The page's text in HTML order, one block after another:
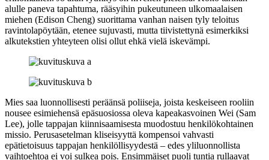
alulle paneva tapahtuma, rääsyihin pukeutuneen ulkomaalaisen
miehen (Edison Cheng) suorittama vanhan naisen tyly teloitus
ravintolapöytään, etenee sujuvasti, mutta tiivistettynä esimerkiksi
alkutekstien yhteyteen olisi ollut ehkä vielä iskevämpi.
Mies saa luonnollisesti peräänsä poliiseja, joista keskeiseen rooliin
nousee esimiehensä epäsuosiossa oleva kapeakasvoinen Wei (Sam
Lee), jolle tappajan kiinnisaamisesta muodostuu henkilökohtainen
missio. Perusasetelman kliseisyyttä kompensoi vahvasti
epätietoisuus tappajan henkilöllisyydestä – edes yliluonnollista
vaihtoehtoa ei voi sulkea pois. Ensimmäiset puoli tuntia rullaavat